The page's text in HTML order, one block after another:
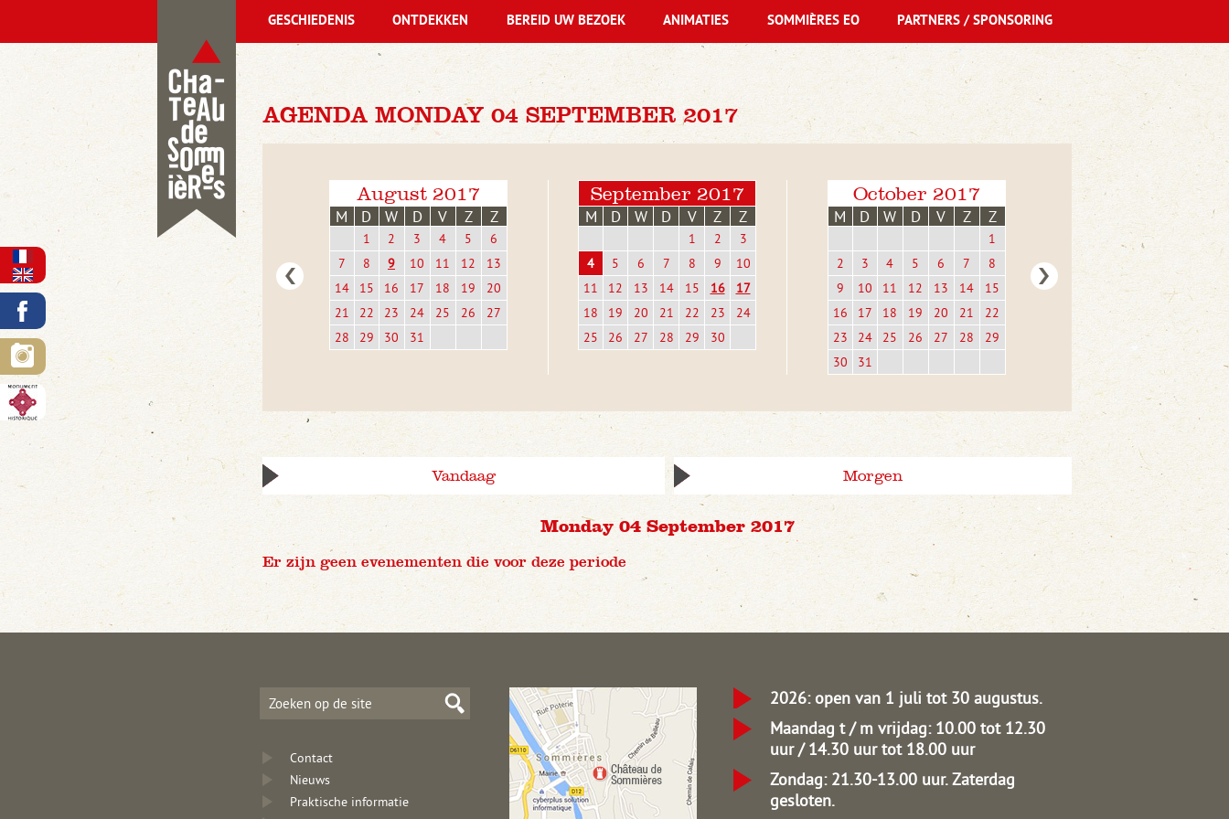
AGENDA MONDAY 04 SEPTEMBER 2017
August 2017
M D W D V Z Z
1 2 3 4 5
6
7
8 9 10 11 12
13
14
15 16 17 18 19
20
21
22 23 24 25 26
27
28
29 30 31
September 2017
M D W D V Z Z
1 2
3
4
5 6 7 8 9
10
11
12 13 14 15 16
17
18
19 20 21 22 23
24
25
26 27 28 29 30
October 2017
M D W D V Z Z
1
2
3 4 5 6 7
8
9
10 11 12 13 14
15
16
17 18 19 20 21
22
23
24 25 26 27 28
29
30
31
Vandaag Morgen
Monday 04 September 2017
Er zijn geen evenementen die voor deze periode
GESCHIEDENIS ONTDEKKEN BEREID UW BEZOEK ANIMATIES SOMMIÈRES EO PARTNERS / SPONSORING
Contact
Nieuws
Praktische informatie
2026: open van 1 juli tot 30 augustus.
Maandag t / m vrijdag: 10.00 tot 12.30
uur / 14.30 uur tot 18.00 uur
Zondag: 21.30-13.00 uur.Zaterdag
gesloten.